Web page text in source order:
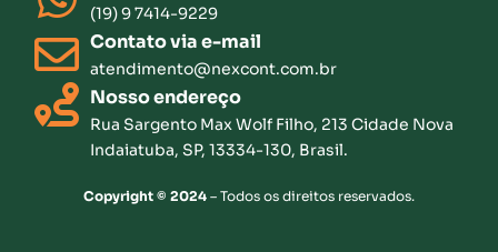
(19) 9 7414-9229
Contato via e-mail
atendimento@nexcont.com.br
Nosso endereço
Rua Sargento Max Wolf Filho, 213 Cidade Nova
Indaiatuba, SP, 13334-130, Brasil.
Copyright © 2024 – Todos os direitos reservados.